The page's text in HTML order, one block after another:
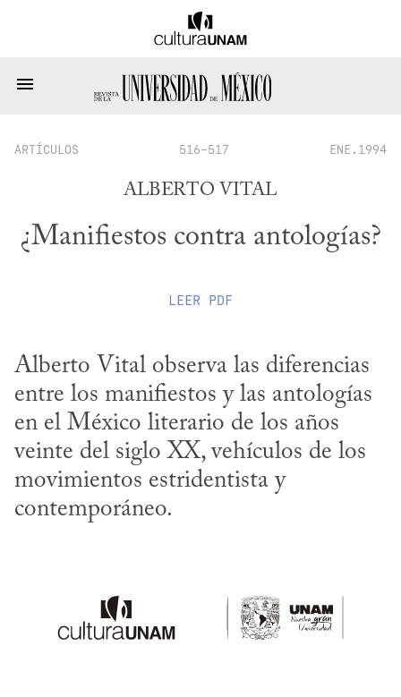
ARTÍCULOS 516-517 ENE.1994
ALBERTO VITAL
¿Manifiestos contra antologías?
LEER PDF
Alberto Vital observa las diferencias
entre los manifiestos y las antologías
en el México literario de los años
veinte del siglo XX, vehículos de los
movimientos estridentista y
contemporáneo.